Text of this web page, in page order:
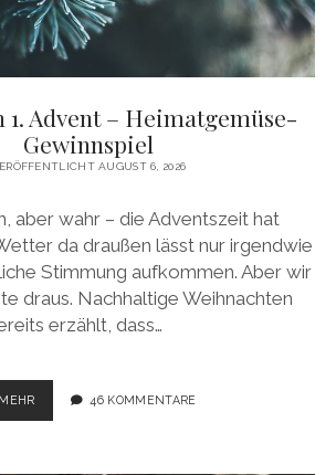
1. Advent – Heimatgemüse-
Gewinnspiel
AUGUST 6, 2026
aber wahr – die Adventszeit hat
da draußen lässt nur irgendwie
Stimmung aufkommen. Aber wir
draus. Nachhaltige Weihnachten
erzählt, dass…
MEHRSPECIAL
ZUM
46 KOMMENTARE